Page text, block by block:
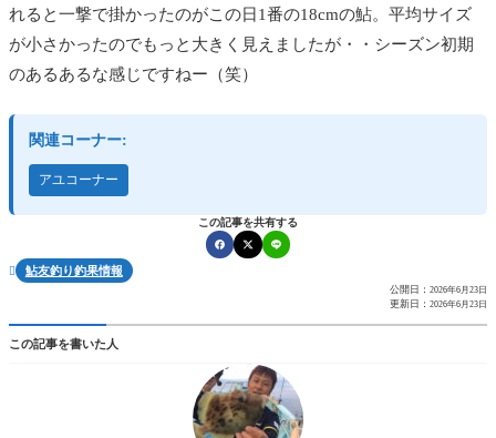
れると一撃で掛かったのがこの日1番の18cmの鮎。平均サイズ
が小さかったのでもっと大きく見えましたが・・シーズン初期
のあるあるな感じですねー（笑）
関連コーナー:
アユコーナー
この記事を共有する
 鮎友釣り釣果情報
公開日： 2026年6月23日
更新日： 2026年6月23日
この記事を書いた人